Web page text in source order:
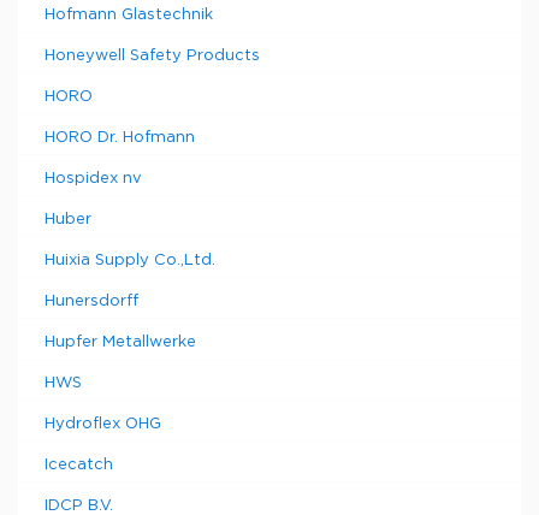
Hofmann Glastechnik
Honeywell Safety Products
HORO
HORO Dr. Hofmann
Hospidex nv
Huber
Huixia Supply Co.,Ltd.
Hunersdorff
Hupfer Metallwerke
HWS
Hydroflex OHG
Icecatch
IDCP B.V.